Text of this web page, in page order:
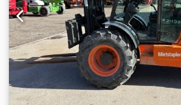
de mercado y en condiciones "tal
(consulte nuestras condiciones
concertar una cita sin compromiso
prueba de conducción. Llámenos
no siempre estamos presentes.
Bedrijfsstraat 3 5391 LR Nuland